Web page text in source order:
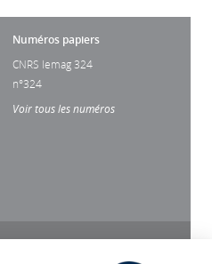
Numéros papiers
CNRS lemag 324
n°324
Voir tous les numéros